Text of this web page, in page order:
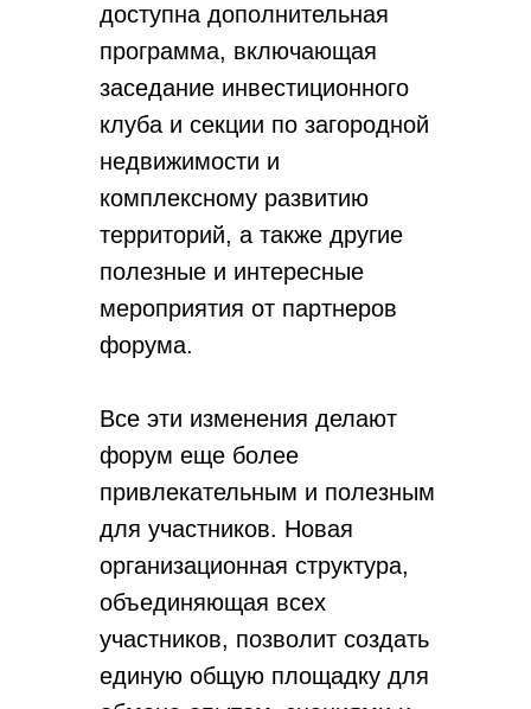
доступна дополнительная
программа, включающая
заседание инвестиционного
клуба и секции по загородной
недвижимости и
комплексному развитию
территорий, а также другие
полезные и интересные
мероприятия от партнеров
форума.
Все эти изменения делают
форум еще более
привлекательным и полезным
для участников. Новая
организационная структура,
объединяющая всех
участников, позволит создать
единую общую площадку для